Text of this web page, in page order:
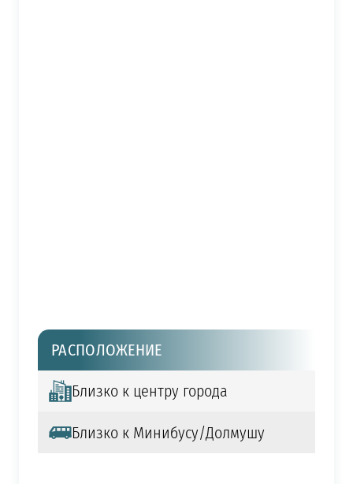
РАСПОЛОЖЕНИЕ
Близко к центру города
Близко к Минибусу/Долмушу